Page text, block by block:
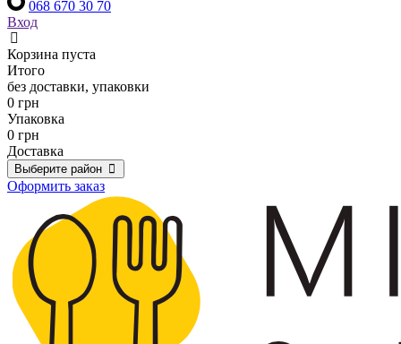
068 670 30 70
Вход
Корзина пуста
Итого
без доставки, упаковки
0 грн
Упаковка
0 грн
Доставка
Выберите район
Оформить заказ